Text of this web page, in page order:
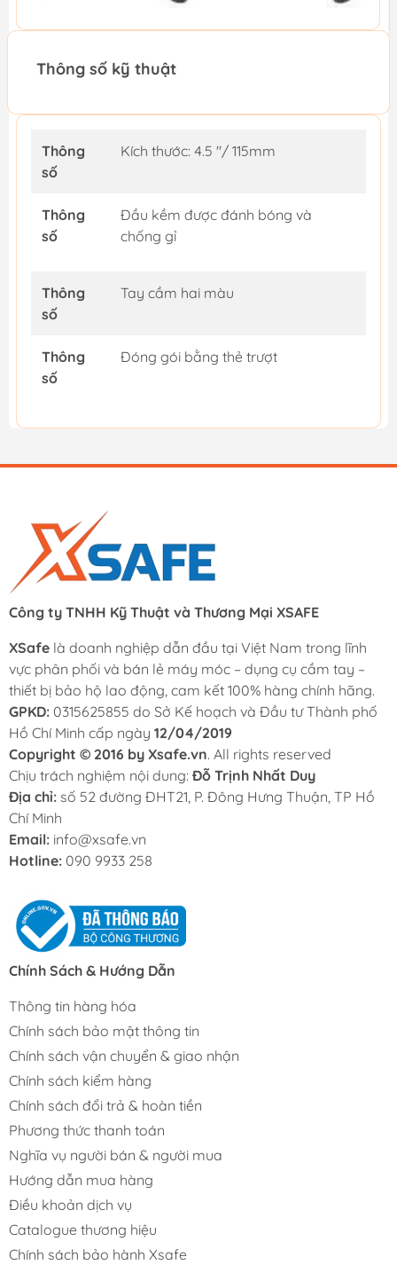
Thông số kỹ thuật
Thông
số
Kích thước: 4.5 "/ 115mm
Thông
số
Đầu kềm được đánh bóng và
chống gỉ
Thông
số
Tay cầm hai màu
Thông
số
Đóng gói bằng thẻ trượt
Công ty TNHH Kỹ Thuật và Thương Mại XSAFE
XSafe là doanh nghiệp dẫn đầu tại Việt Nam trong lĩnh
vực phân phối và bán lẻ máy móc – dụng cụ cầm tay –
thiết bị bảo hộ lao động, cam kết 100% hàng chính hãng.
GPKD: 0315625855 do Sở Kế hoạch và Đầu tư Thành phố
Hồ Chí Minh cấp ngày 12/04/2019
Copyright © 2016 by Xsafe.vn. All rights reserved
Chịu trách nghiệm nội dung: Đỗ Trịnh Nhất Duy
Địa chỉ: số 52 đường ĐHT21, P. Đông Hưng Thuận, TP Hồ
Chí Minh
Email: info@xsafe.vn
Hotline: 090 9933 258
Chính Sách & Hướng Dẫn
Thông tin hàng hóa
Chính sách bảo mật thông tin
Chính sách vận chuyển & giao nhận
Chính sách kiểm hàng
Chính sách đổi trả & hoàn tiền
Phương thức thanh toán
Nghĩa vụ người bán & người mua
Hướng dẫn mua hàng
Điều khoản dịch vụ
Catalogue thương hiệu
Chính sách bảo hành Xsafe